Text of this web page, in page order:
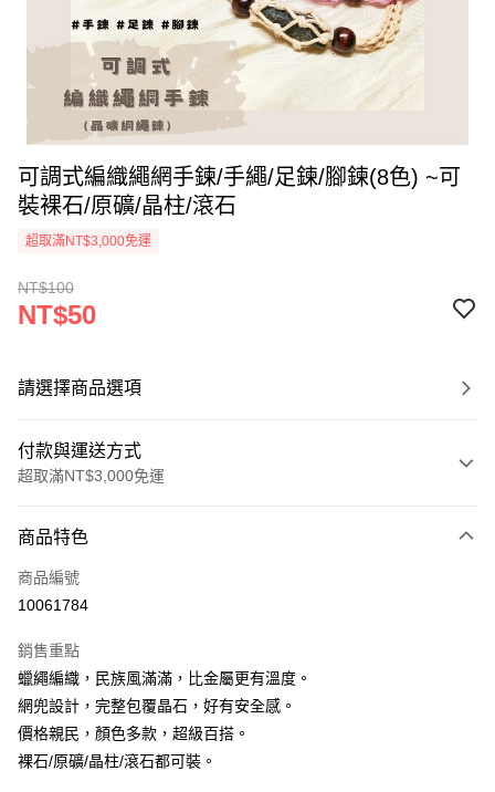
可調式編織繩網手鍊/手繩/足鍊/腳鍊(8色) ~可
裝裸石/原礦/晶柱/滾石
超取滿NT$3,000免運
NT$100
NT$50
請選擇商品選項
付款與運送方式
超取滿NT$3,000免運
信用卡一次付款
超商取貨付款
Apple Pay
街口支付
悠遊付
商品特色
商品編號
10061784
銷售重點
蠟繩編織，民族風滿滿，比金屬更有溫度。
網兜設計，完整包覆晶石，好有安全感。
價格親民，顏色多款，超級百搭。
裸石/原礦/晶柱/滾石都可裝。